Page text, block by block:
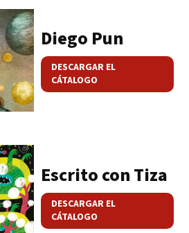
Diego Pun
DESCARGAR EL
CÁTALOGO
Escrito con Tiza
DESCARGAR EL
CÁTALOGO